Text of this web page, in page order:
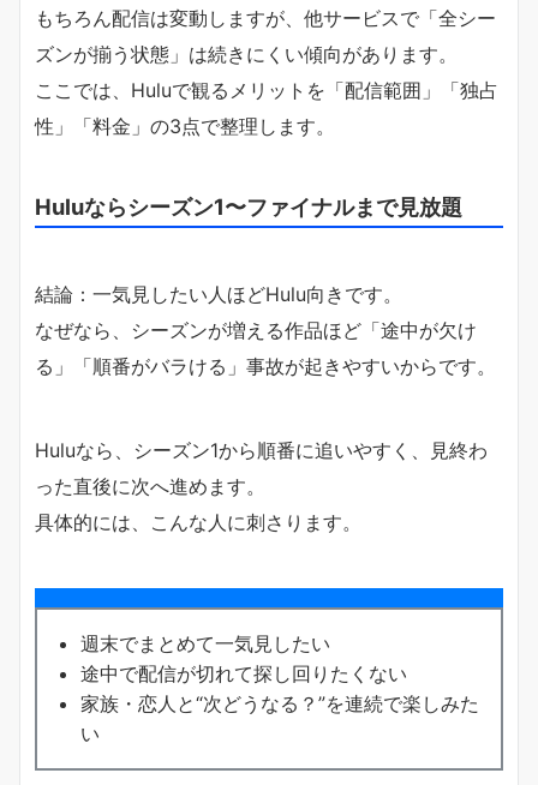
もちろん配信は変動しますが、他サービスで「全シー
ズンが揃う状態」は続きにくい傾向があります。
ここでは、Huluで観るメリットを「配信範囲」「独占
性」「料金」の3点で整理します。
Huluならシーズン1〜ファイナルまで見放題
結論：一気見したい人ほどHulu向きです。
なぜなら、シーズンが増える作品ほど「途中が欠け
る」「順番がバラける」事故が起きやすいからです。
Huluなら、シーズン1から順番に追いやすく、見終わ
った直後に次へ進めます。
具体的には、こんな人に刺さります。
週末でまとめて一気見したい
途中で配信が切れて探し回りたくない
家族・恋人と“次どうなる？”を連続で楽しみた
い